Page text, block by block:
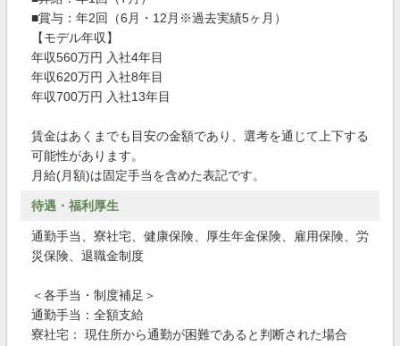
■賞与：年2回（6月・12月※過去実績5ヶ月）
【モデル年収】
年収560万円 入社4年目
年収620万円 入社8年目
年収700万円 入社13年目
賃金はあくまでも目安の金額であり、選考を通じて上下する
可能性があります。
月給(月額)は固定手当を含めた表記です。
待遇・福利厚生
通勤手当、寮社宅、健康保険、厚生年金保険、雇用保険、労
災保険、退職金制度
＜各手当・制度補足＞
通勤手当：全額支給
寮社宅： 現住所から通勤が困難であると判断された場合